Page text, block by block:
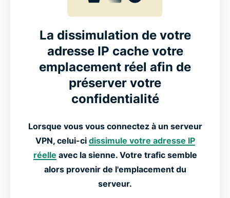
La dissimulation de votre
adresse IP cache votre
emplacement réel afin de
préserver votre
confidentialité
Lorsque vous vous connectez à un serveur
VPN, celui-ci dissimule votre adresse IP
réelle avec la sienne. Votre trafic semble
alors provenir de l'emplacement du
serveur.